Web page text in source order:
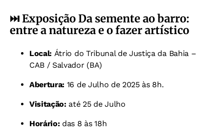
⏭️ Exposição Da semente ao barro:
entre a natureza e o fazer artístico
Local: Átrio do Tribunal de Justiça da Bahia –
CAB / Salvador (BA)
Abertura: 16 de Julho de 2025 às 8h.
Visitação: até 25 de Julho
Horário: das 8 às 18h